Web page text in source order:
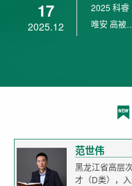
17
2025.12
2025 科睿
唯安 高被
范世伟
黑龙江省高层
才（D类），